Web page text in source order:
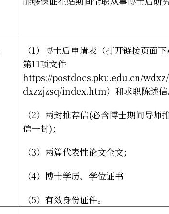
（1）博士后申请表（打开链接页面下
第11项文件
https://postdocs.pku.edu.cn/
dxzzjzsq/index.htm）和求职陈述信
（2）两封推荐信(必含博士期间导师
信一封)；
（3）两篇代表性论文全文；
（4）博士学历、学位证书
（5）有效身份证件。